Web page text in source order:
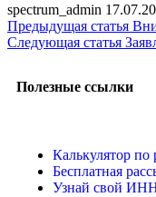
spectrum_admin
Предыдущая статья
Следующая статья
Полезные ссылки
Калькулятор по
Бесплатная
Узнай свой